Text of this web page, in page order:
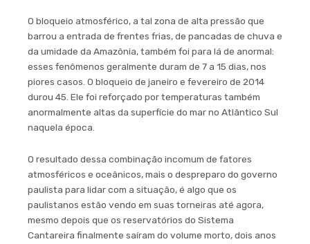
O bloqueio atmosférico, a tal zona de alta pressão que
barrou a entrada de frentes frias, de pancadas de chuva e
da umidade da Amazônia, também foi para lá de anormal:
esses fenômenos geralmente duram de 7 a 15 dias, nos
piores casos. O bloqueio de janeiro e fevereiro de 2014
durou 45. Ele foi reforçado por temperaturas também
anormalmente altas da superfície do mar no Atlântico Sul
naquela época.
O resultado dessa combinação incomum de fatores
atmosféricos e oceânicos, mais o despreparo do governo
paulista para lidar com a situação, é algo que os
paulistanos estão vendo em suas torneiras até agora,
mesmo depois que os reservatórios do Sistema
Cantareira finalmente saíram do volume morto, dois anos